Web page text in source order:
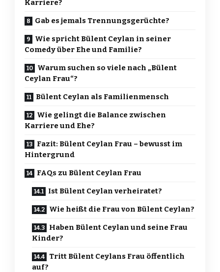
Karriere?
Gab es jemals Trennungsgerüchte?
Wie spricht Bülent Ceylan in seiner
Comedy über Ehe und Familie?
Warum suchen so viele nach „Bülent
Ceylan Frau“?
Bülent Ceylan als Familienmensch
Wie gelingt die Balance zwischen
Karriere und Ehe?
Fazit: Bülent Ceylan Frau – bewusst im
Hintergrund
FAQs zu Bülent Ceylan Frau
Ist Bülent Ceylan verheiratet?
Wie heißt die Frau von Bülent Ceylan?
Haben Bülent Ceylan und seine Frau
Kinder?
Tritt Bülent Ceylans Frau öffentlich
auf?